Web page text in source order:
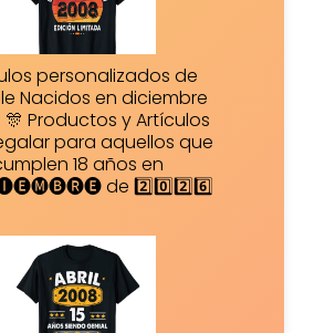
personalizados de
Nacidos en diciembre
Productos y Artículos
para aquellos que
18 años en
de 2️⃣0️⃣2️⃣6️⃣